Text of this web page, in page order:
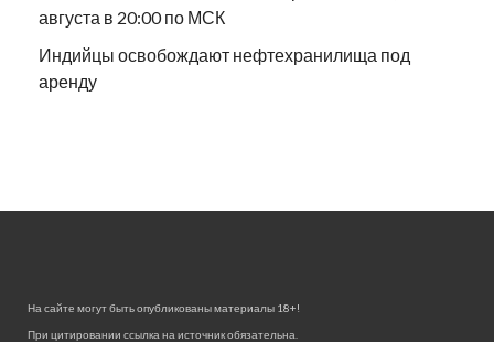
августа в 20:00 по МСК
Индийцы освобождают нефтехранилища под
аренду
На сайте могут быть опубликованы материалы 18+!
При цитировании ссылка на источник обязательна.